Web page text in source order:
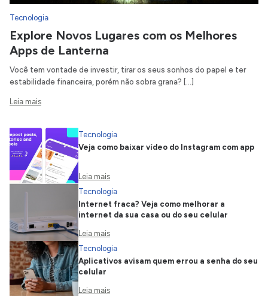
Tecnologia
Explore Novos Lugares com os Melhores
Apps de Lanterna
Você tem vontade de investir, tirar os seus sonhos do papel e ter
estabilidade financeira, porém não sobra grana? […]
Leia mais
Tecnologia
Veja como baixar vídeo do Instagram com app
Leia mais
Tecnologia
Internet fraca? Veja como melhorar a
internet da sua casa ou do seu celular
Leia mais
Tecnologia
Aplicativos avisam quem errou a senha do seu
celular
Leia mais